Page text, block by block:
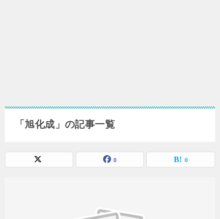
「旭化成」の記事一覧
0 0